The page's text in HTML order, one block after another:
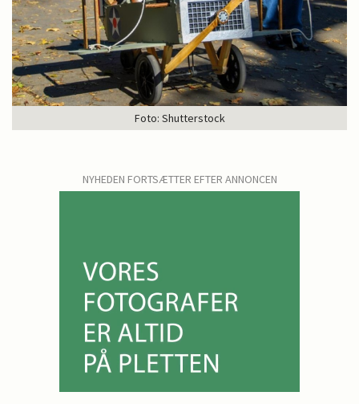
Foto: Shutterstock
NYHEDEN FORTSÆTTER EFTER ANNONCEN